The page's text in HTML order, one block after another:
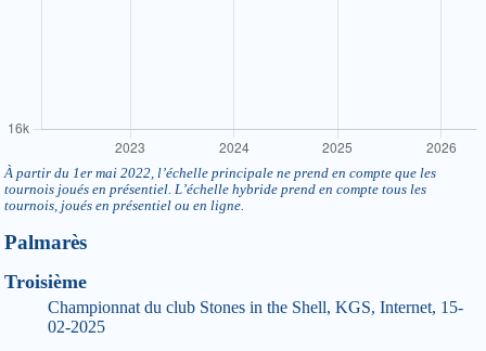
À partir du 1er mai 2022, l’échelle principale ne prend en compte que les
tournois joués en présentiel. L’échelle hybride prend en compte tous les
tournois, joués en présentiel ou en ligne.
Palmarès
Troisième
Championnat du club Stones in the Shell, KGS, Internet, 15-
02-2025